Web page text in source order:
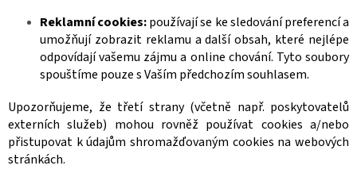
Reklamní cookies:používají se ke sledování preferencí a
umožňují zobrazit reklamu a další obsah, které nejlépe
odpovídají vašemu zájmu a online chování. Tyto soubory
spouštíme pouze s Vaším předchozím souhlasem.
Upozorňujeme, že třetí strany (včetně např. poskytovatelů
externích služeb) mohou rovněž používat cookies a/nebo
přistupovat k údajům shromažďovaným cookies na webových
stránkách.